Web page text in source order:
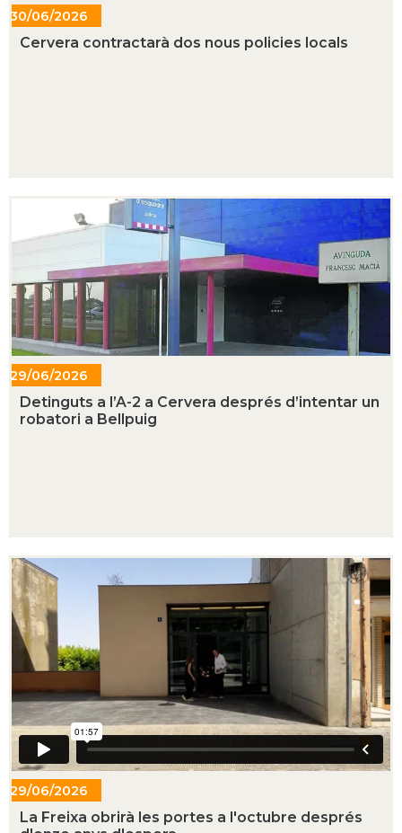
30/06/2026
- 15:38
Cervera contractarà dos nous policies locals
29/06/2026
- 20:11
Detinguts a l’A-2 a Cervera després d’intentar un
robatori a Bellpuig
29/06/2026
- 16:44
La Freixa obrirà les portes a l'octubre després